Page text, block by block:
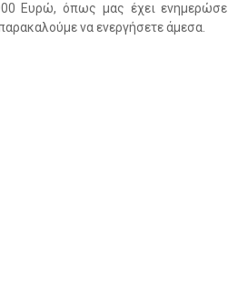
Ευρώ, όπως μας έχει
να ενεργήσετε άμεσα.